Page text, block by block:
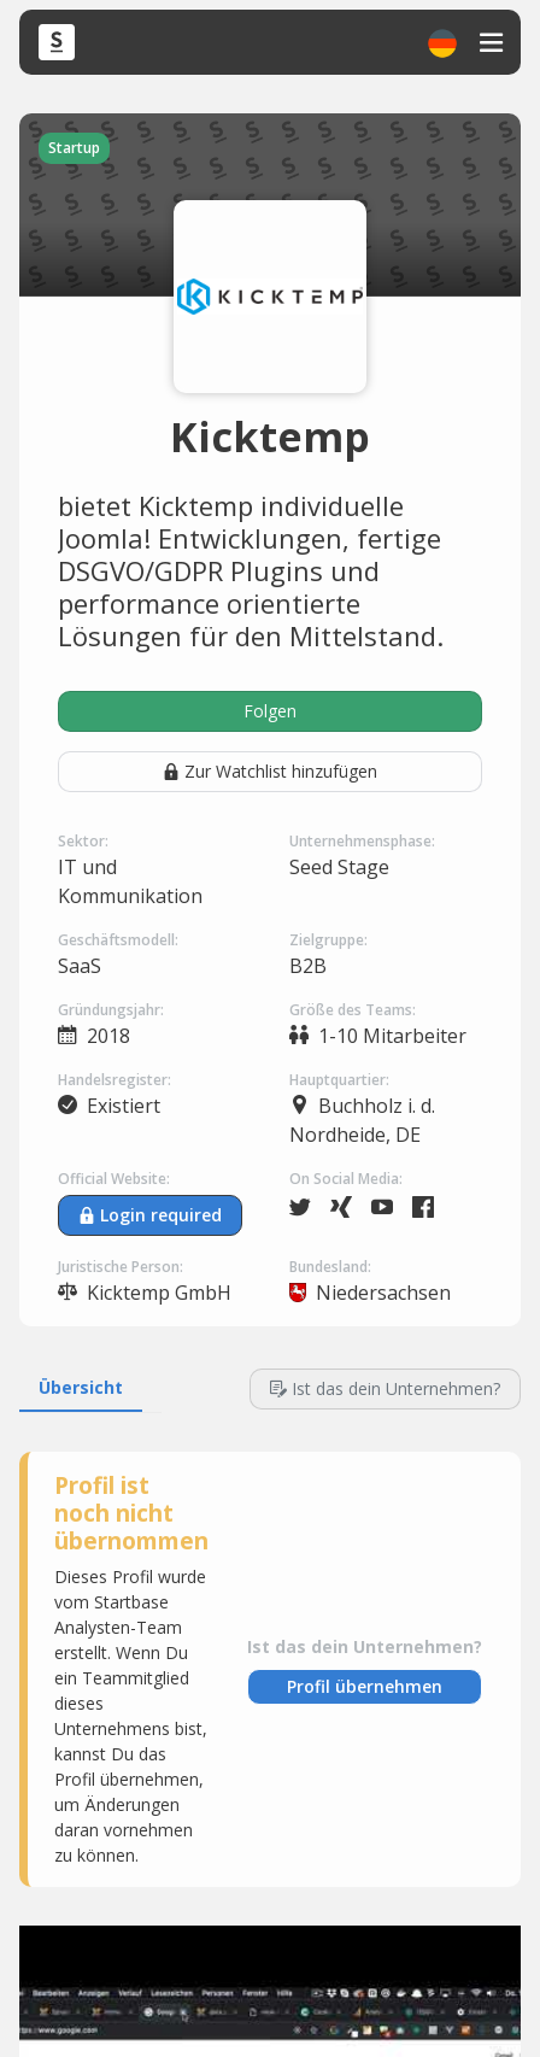
Startup
Kicktemp
bietet Kicktemp individuelle
Joomla! Entwicklungen, fertige
DSGVO/GDPR Plugins und
performance orientierte
Lösungen für den Mittelstand.
Folgen
Zur Watchlist hinzufügen
Sektor:
IT und
Kommunikation
Unternehmensphase:
Seed Stage
Geschäftsmodell:
SaaS
Zielgruppe:
B2B
Gründungsjahr:
2018
Größe des Teams:
1-10 Mitarbeiter
Handelsregister:
Existiert
Hauptquartier:
Buchholz i. d.
Nordheide, DE
Official Website:
Login required
On Social Media:
Juristische Person:
Kicktemp GmbH
Bundesland:
Niedersachsen
Übersicht Ist das dein Unternehmen?
Profil ist
noch nicht
übernommen
Dieses Profil wurde
vom Startbase
Analysten-Team
erstellt. Wenn Du
ein Teammitglied
dieses
Unternehmens bist,
kannst Du das
Profil übernehmen,
um Änderungen
daran vornehmen
zu können.
Ist das dein Unternehmen?
Profil übernehmen